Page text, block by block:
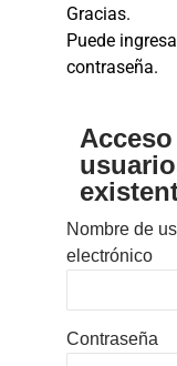
Gracias.
Puede
contraseña.
Nombre de
electrónico
Contraseña